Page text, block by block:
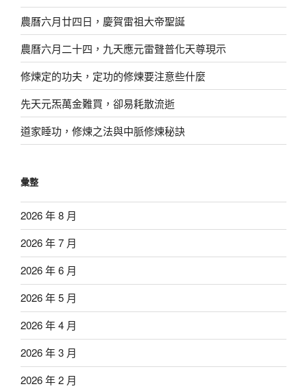
農曆六月廿四日，慶賀雷祖大帝聖誕
農曆六月二十四，九天應元雷聲普化天尊現示
修煉定的功夫，定功的修煉要注意些什麼
先天元炁萬金難買，卻易耗散流逝
道家睡功，修煉之法與中脈修煉秘訣
彙整
2026 年 8 月
2026 年 7 月
2026 年 6 月
2026 年 5 月
2026 年 4 月
2026 年 3 月
2026 年 2 月